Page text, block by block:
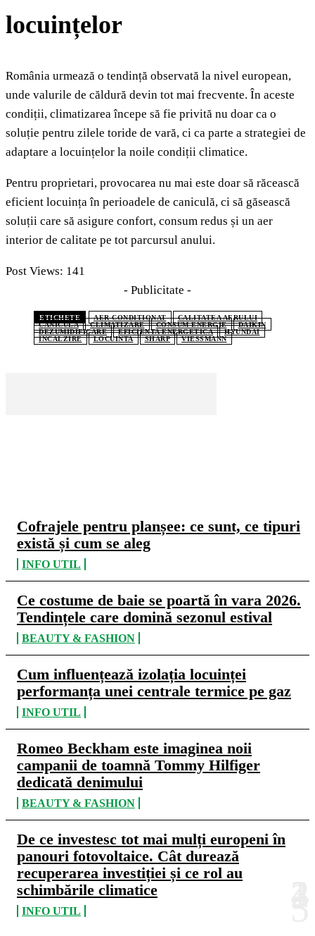
Cofrajele pentru planșee: ce sunt, ce tipuri
există și cum se aleg
INFO UTIL
Ce costume de baie se poartă în vara 2026.
Tendințele care domină sezonul estival
BEAUTY & FASHION
Cum influențează izolația locuinței
performanța unei centrale termice pe gaz
INFO UTIL
Romeo Beckham este imaginea noii
campanii de toamnă Tommy Hilfiger
dedicată denimului
BEAUTY & FASHION
De ce investesc tot mai mulți europeni în
panouri fotovoltaice. Cât durează
recuperarea investiției și ce rol au
schimbările climatice
INFO UTIL
locuințelor
România urmează o tendință observată la nivel european,
unde valurile de căldură devin tot mai frecvente. În aceste
condiții, climatizarea începe să fie privită nu doar ca o
soluție pentru zilele toride de vară, ci ca parte a strategiei de
adaptare a locuințelor la noile condiții climatice.
Pentru proprietari, provocarea nu mai este doar să răcească
eficient locuința în perioadele de caniculă, ci să găsească
soluții care să asigure confort, consum redus și un aer
interior de calitate pe tot parcursul anului.
Post Views: 141
- Publicitate -
ETICHETE AER CONDITIONAT
CALITATEA AERULUI
CANICULA
CLIMATIZARE CONSUM ENERGIE
DAIKIN
DEZUMIDIFICARE
EFICIENTA ENERGETICA
HYUNDAI
INCALZIRE
LOCUINTA SHARP VIESSMANN